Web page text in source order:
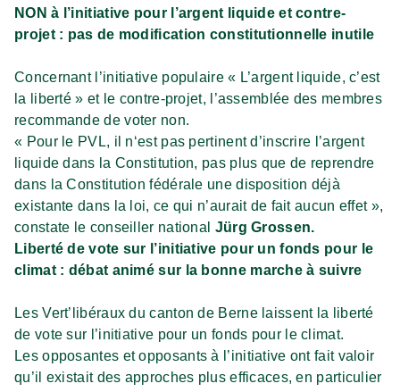
NON à l’initiative pour l’argent liquide et contre-
projet : pas de modification constitutionnelle inutile
Concernant l’initiative populaire « L’argent liquide, c’est
la liberté » et le contre-projet, l’assemblée des membres
recommande de voter non.
« Pour le PVL, il n‘est pas pertinent d’inscrire l’argent
liquide dans la Constitution, pas plus que de reprendre
dans la Constitution fédérale une disposition déjà
existante dans la loi, ce qui n’aurait de fait aucun effet »,
constate le conseiller national Jürg Grossen.
Liberté de vote sur l’initiative pour un fonds pour le
climat : débat animé sur la bonne marche à suivre
Les Vert’libéraux du canton de Berne laissent la liberté
de vote sur l’initiative pour un fonds pour le climat.
Les opposantes et opposants à l’initiative ont fait valoir
qu’il existait des approches plus efficaces, en particulier